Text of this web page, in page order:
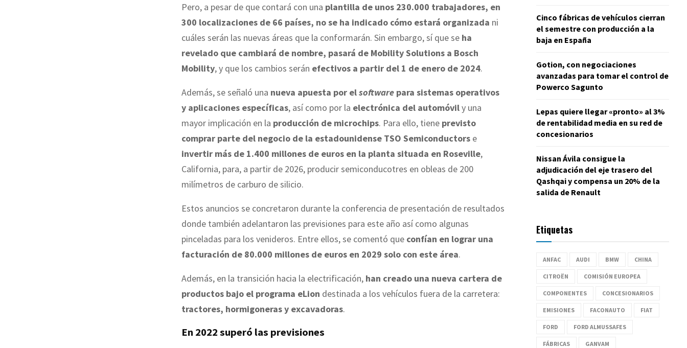
Pero, a pesar de que contará con una plantilla de unos 230.000 trabajadores, en
300 localizaciones de 66 países, no se ha indicado cómo estará organizada ni
cuáles serán las nuevas áreas que la conformarán. Sin embargo, sí que se ha
revelado que cambiará de nombre, pasará de Mobility Solutions a Bosch
Mobility, y que los cambios serán efectivos a partir del 1 de enero de 2024.
Además, se señaló una nueva apuesta por elsoftware para sistemas operativos
y aplicaciones específicas, así como por la electrónica del automóvily una
mayor implicación en la producción de microchips. Para ello, tiene previsto
comprar parte del negocio de la estadounidense TSO Semiconductors e
invertir más de 1.400 millones de euros en la planta situada en Roseville,
California, para, a partir de 2026, producir semiconducotres en obleas de 200
milímetros de carburo de silicio.
Estos anuncios se concretaron durante la conferencia de presentación de resultados
donde también adelantaron las previsiones para este año así como algunas
pinceladas para los venideros. Entre ellos, se comentó que confían en lograr una
facturación de 80.000 millones de euros en 2029 solo con este área.
Además, en la transición hacia la electrificación, han creado una nueva cartera de
productos bajo el programa eLion destinada a los vehículos fuera de la carretera:
tractores, hormigoneras y excavadoras.
En 2022 superó las previsiones
Cinco fábricas de vehículos cierran
el semestre con producción a la
baja en España
Gotion, con negociaciones
avanzadas para tomar el control de
Powerco Sagunto
Lepas quiere llegar «pronto» al 3%
de rentabilidad media en su red de
concesionarios
Nissan Ávila consigue la
adjudicación del eje trasero del
Qashqai y compensa un 20% de la
salida de Renault
Etiquetas
ANFAC AUDI BMW CHINA
CITROËN COMISIÓN EUROPEA
COMPONENTES CONCESIONARIOS
EMISIONES FACONAUTO FIAT
FORD FORD ALMUSSAFES
FÁBRICAS GANVAM